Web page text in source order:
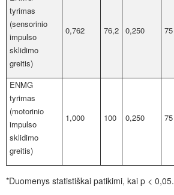
tyrimas
(sensorinio
impulso
sklidimo
greitis)
0,762 76,2 0,250 75
ENMG
tyrimas
(motorinio
impulso
sklidimo
greitis)
1,000 100 0,250 75
*Duomenys statistiškai patikimi, kai p < 0,05.